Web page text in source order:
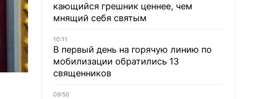
кающийся грешник ценнее, чем
мнящий себя святым
10:11
В первый день на горячую линию по
мобилизации обратились 13
священников
09:50